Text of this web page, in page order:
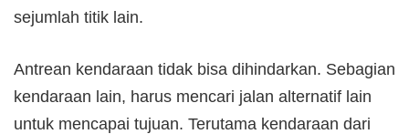
sejumlah titik lain.
Antrean kendaraan tidak bisa dihindarkan. Sebagian
kendaraan lain, harus mencari jalan alternatif lain
untuk mencapai tujuan. Terutama kendaraan dari